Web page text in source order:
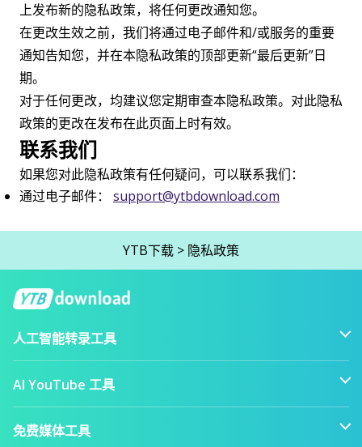
上发布新的隐私政策，将任何更改通知您。
在更改生效之前，我们将通过电子邮件和/或服务的重要
通知告知您，并在本隐私政策的顶部更新“最后更新”日
期。
对于任何更改，均建议您定期审查本隐私政策。对此隐私
政策的更改在发布在此页面上时有效。
联系我们
如果您对此隐私政策有任何疑问，可以联系我们：
通过电子邮件： support@ytbdownload.com
YTB下载 > 隐私政策
人工智能转录工具
AI YouTube 工具
免费媒体工具